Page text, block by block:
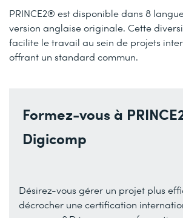
PRINCE2® est disponible dans 8
version anglaise originale. Cette
facilite le travail au sein de projets
offrant un standard commun.
Formez-vous à
Digicomp
Désirez-vous gérer un projet plus
décrocher une certification